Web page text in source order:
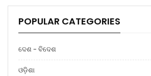
POPULAR CATEGORIES
ଦେଶ - ବିଦେଶ
ଓଡ଼ିଶା